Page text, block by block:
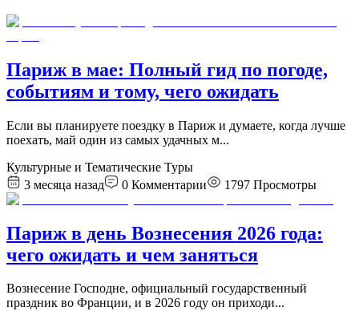
Париж в мае: Полный гид по погоде,
событиям и тому, чего ожидать
Если вы планируете поездку в Париж и думаете, когда лучше
поехать, май один из самых удачных м...
Культурные и Тематические Туры
3 месяца назад
0 Комментарии 1797 Просмотры
Париж в день Вознесения 2026 года:
чего ожидать и чем заняться
Вознесение Господне, официальный государственный
праздник во Франции, и в 2026 году он приходи...